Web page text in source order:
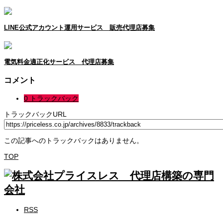
LINE公式アカウント運用サービス 販売代理店募集
電気料金適正化サービス 代理店募集
コメント
0 トラックバック
トラックバックURL
この記事へのトラックバックはありません。
TOP
RSS